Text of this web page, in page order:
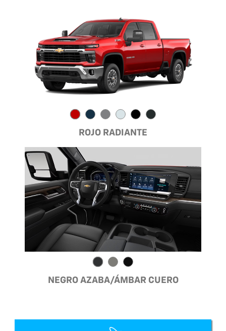
ROJO RADIANTE
NEGRO AZABA/ÁMBAR CUERO